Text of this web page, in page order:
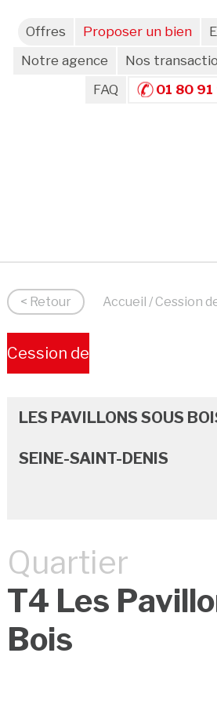
Offres Proposer un bien
Notre agence
Nos
FAQ
01 80
< Retour Accueil / Cession
Cession de
LES PAVILLONS SOUS
SEINE-SAINT-DENIS
Quartier
T4 Les
Bois